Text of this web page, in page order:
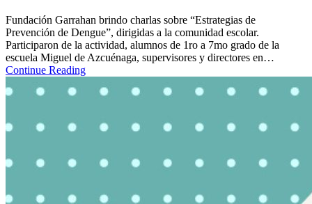
Fundación Garrahan brindo charlas sobre “Estrategias de
Prevención de Dengue”, dirigidas a la comunidad escolar.
Participaron de la actividad, alumnos de 1ro a 7mo grado de la
escuela Miguel de Azcuénaga, supervisores y directores en…
Continue Reading